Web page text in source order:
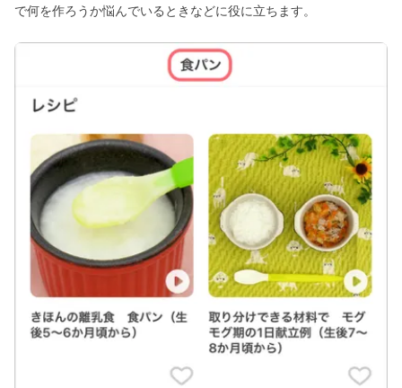
で何を作ろうか悩んでいるときなどに役に立ちます。